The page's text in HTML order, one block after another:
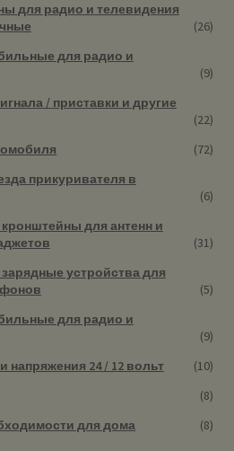
для радио и телевидения
(26)
для радио и
(9)
/ приставки и другие
(22)
(72)
прикуривателя в
(6)
для антенн и
(31)
устройства для
(5)
для радио и
(9)
напряжения 24 / 12 вольт
(10)
(8)
для дома
(8)